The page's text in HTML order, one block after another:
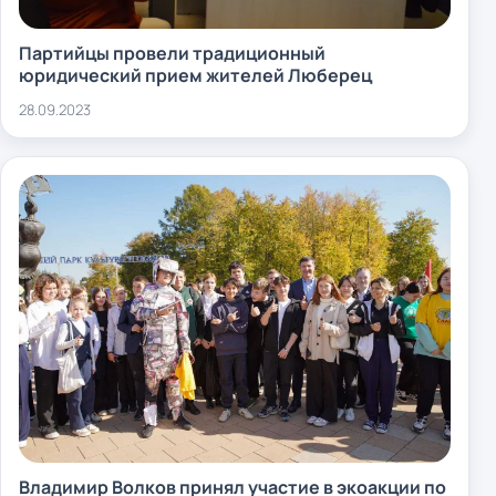
Партийцы провели традиционный
юридический прием жителей Люберец
28.09.2023
Владимир Волков принял участие в экоакции по